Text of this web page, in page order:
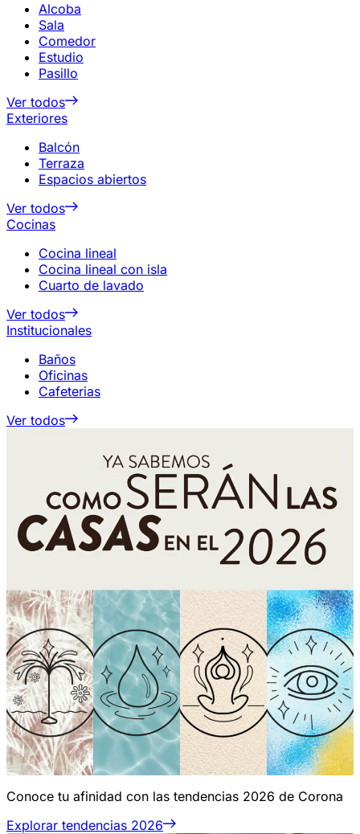
Alcoba
Sala
Comedor
Estudio
Pasillo
Ver todos
Exteriores
Balcón
Terraza
Espacios abiertos
Ver todos
Cocinas
Cocina lineal
Cocina lineal con isla
Cuarto de lavado
Ver todos
Institucionales
Baños
Oficinas
Cafeterias
Ver todos
Conoce tu afinidad con las tendencias 2026 de Corona
Explorar tendencias 2026